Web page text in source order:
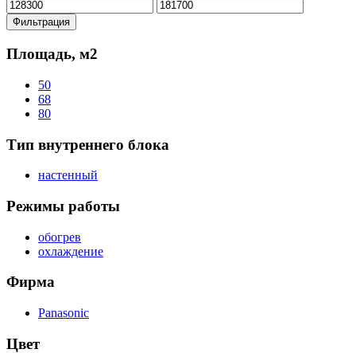
Минимальная
цена
Максимальная
цена
Фильтрация
Площадь, м2
50
68
80
Тип внутреннего блока
настенный
Режимы работы
обогрев
охлаждение
Фирма
Panasonic
Цвет